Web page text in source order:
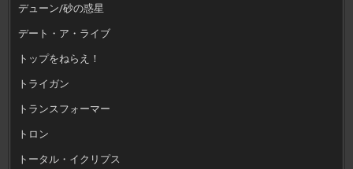
デューン/砂の惑星
デート・ア・ライブ
トップをねらえ！
トライガン
トランスフォーマー
トロン
トータル・イクリプス